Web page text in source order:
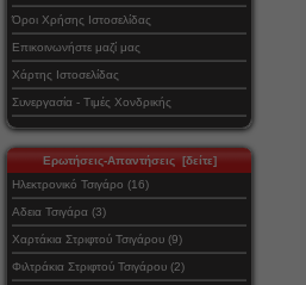
Όροι Χρήσης Ιστοσελίδας
Επικοινωνήστε μαζί μας
Χάρτης Ιστοσελίδας
Συνεργασία - Τιμές Χονδρικής
Ερωτήσεις-Απαντήσεις [δείτε]
Ηλεκτρονικό Τσιγάρο (16)
Αδεια Τσιγάρα (3)
Χαρτάκια Στριφτού Τσιγάρου (9)
Φιλτράκια Στριφτού Τσιγάρου (2)